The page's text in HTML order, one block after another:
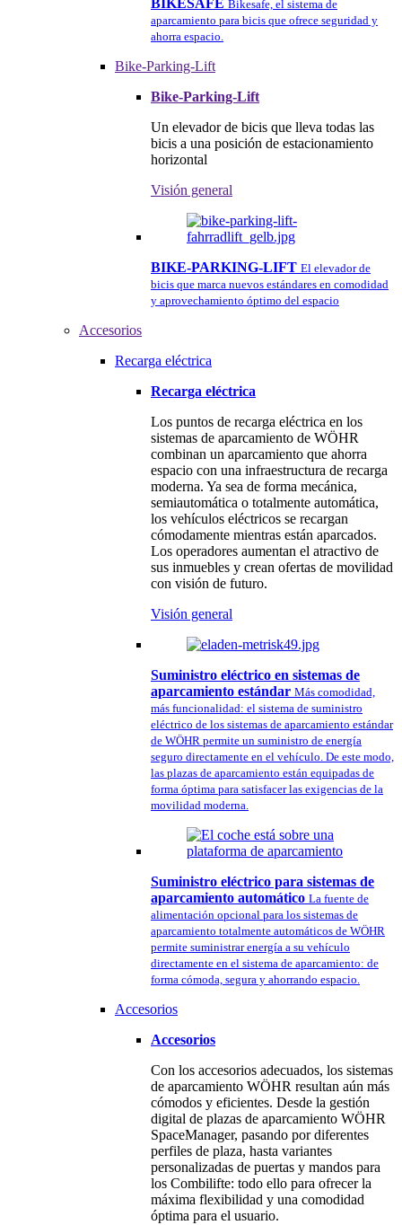
BIKESAFE Bikesafe, el sistema de
aparcamiento para bicis que ofrece seguridad y
ahorra espacio.
Bike-Parking-Lift
Bike-Parking-Lift
Un elevador de bicis que lleva todas las
bicis a una posición de estacionamiento
horizontal
Visión general
BIKE-PARKING-LIFT El elevador de
bicis que marca nuevos estándares en comodidad
y aprovechamiento óptimo del espacio
Accesorios
Recarga eléctrica
Recarga eléctrica
Los puntos de recarga eléctrica en los
sistemas de aparcamiento de WÖHR
combinan un aparcamiento que ahorra
espacio con una infraestructura de recarga
moderna. Ya sea de forma mecánica,
semiautomática o totalmente automática,
los vehículos eléctricos se recargan
cómodamente mientras están aparcados.
Los operadores aumentan el atractivo de
sus inmuebles y crean ofertas de movilidad
con visión de futuro.
Visión general
Suministro eléctrico en sistemas de
aparcamiento estándar Más comodidad,
más funcionalidad: el sistema de suministro
eléctrico de los sistemas de aparcamiento estándar
de WÖHR permite un suministro de energía
seguro directamente en el vehículo. De este modo,
las plazas de aparcamiento están equipadas de
forma óptima para satisfacer las exigencias de la
movilidad moderna.
Suministro eléctrico para sistemas de
aparcamiento automático La fuente de
alimentación opcional para los sistemas de
aparcamiento totalmente automáticos de WÖHR
permite suministrar energía a su vehículo
directamente en el sistema de aparcamiento: de
forma cómoda, segura y ahorrando espacio.
Accesorios
Accesorios
Con los accesorios adecuados, los sistemas
de aparcamiento WÖHR resultan aún más
cómodos y eficientes. Desde la gestión
digital de plazas de aparcamiento WÖHR
SpaceManager, pasando por diferentes
perfiles de plaza, hasta variantes
personalizadas de puertas y mandos para
los Combilifte: todo ello para ofrecer la
máxima flexibilidad y una comodidad
óptima para el usuario.